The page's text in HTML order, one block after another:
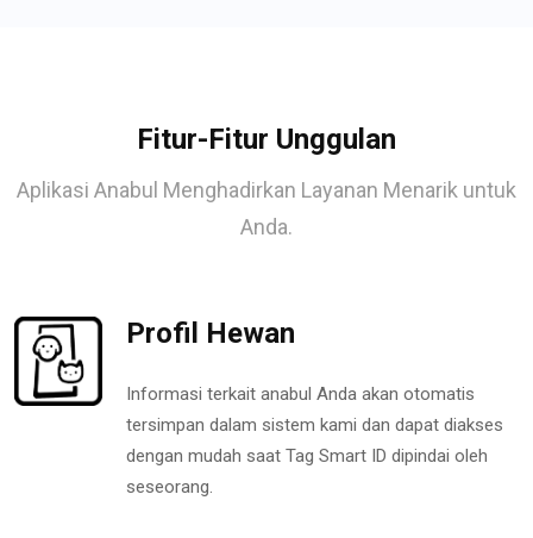
Fitur-Fitur Unggulan
Aplikasi Anabul Menghadirkan Layanan Menarik untuk
Anda.
Profil Hewan
Informasi terkait anabul Anda akan otomatis
tersimpan dalam sistem kami dan dapat diakses
dengan mudah saat Tag Smart ID dipindai oleh
seseorang.